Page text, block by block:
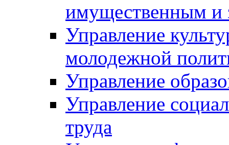
имущественным и
Управление
молодежной
Управление
Управление
труда